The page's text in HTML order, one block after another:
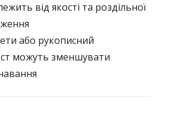
від якості та роздільної
або рукописний
можуть зменшувати